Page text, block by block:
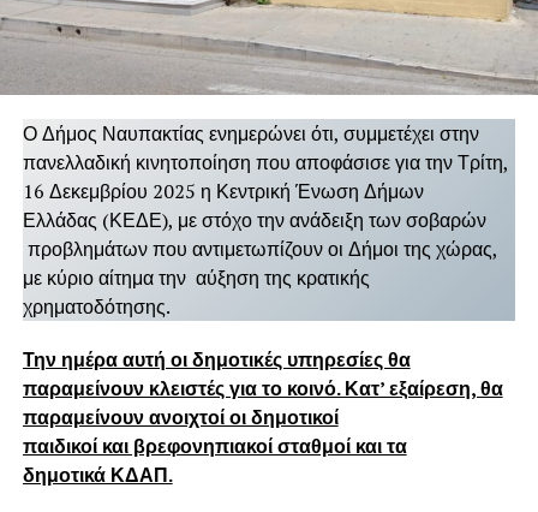
Ο Δήμος Ναυπακτίας ενημερώνει ότι, συμμετέχει στην
πανελλαδική κινητοποίηση που αποφάσισε για την Τρίτη,
16 Δεκεμβρίου 2025 η Κεντρική Ένωση Δήμων
Ελλάδας (ΚΕΔΕ), με στόχο την ανάδειξη των σοβαρών
προβλημάτων που αντιμετωπίζουν οι Δήμοι της χώρας,
με κύριο αίτημα την αύξηση της κρατικής
χρηματοδότησης.
Την ημέρα αυτή οι δημοτικές υπηρεσίες θα
παραμείνουν κλειστές για το κοινό. Κατ’ εξαίρεση, θα
παραμείνουν ανοιχτοί οι δημοτικοί
παιδικοί και βρεφονηπιακοί σταθμοί και τα
δημοτικά ΚΔΑΠ.